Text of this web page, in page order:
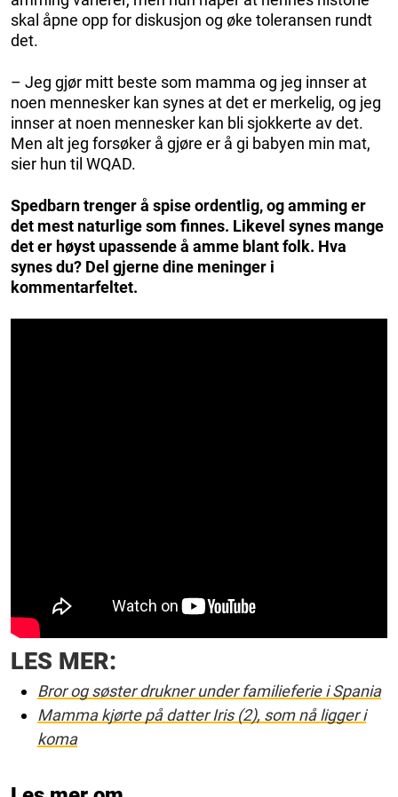
skal åpne opp for diskusjon og øke toleransen rundt
det.
– Jeg gjør mitt beste som mamma og jeg innser at
noen mennesker kan synes at det er merkelig, og jeg
innser at noen mennesker kan bli sjokkerte av det.
Men alt jeg forsøker å gjøre er å gi babyen min mat,
sier hun til WQAD.
Spedbarn trenger å spise ordentlig, og amming er
det mest naturlige som finnes. Likevel synes mange
det er høyst upassende å amme blant folk. Hva
synes du? Del gjerne dine meninger i
kommentarfeltet.
LES MER:
Bror og søster drukner under familieferie i Spania
Mamma kjørte på datter Iris (2), som nå ligger i
koma